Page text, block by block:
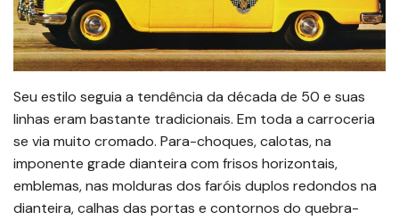
Seu estilo seguia a tendência da década de 50 e suas
linhas eram bastante tradicionais. Em toda a carroceria
se via muito cromado. Para-choques, calotas, na
imponente grade dianteira com frisos horizontais,
emblemas, nas molduras dos faróis duplos redondos na
dianteira, calhas das portas e contornos do quebra-